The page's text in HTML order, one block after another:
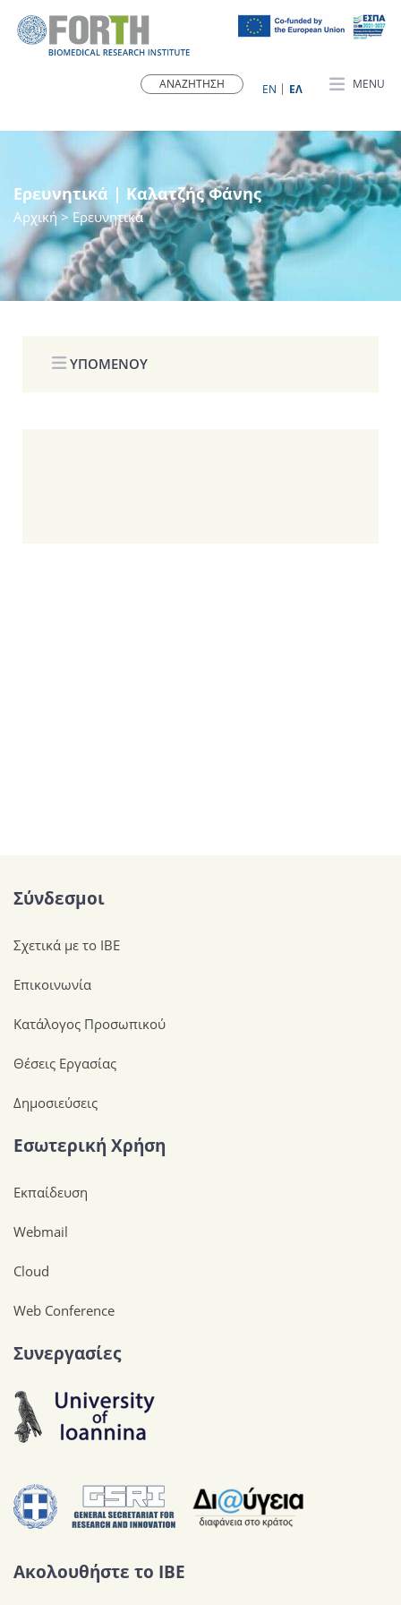
MENU
ΕN ΕΛ
Ερευνητικά | Καλατζής Φάνης
Αρχική> Ερευνητικά
ΥΠΟΜΕΝΟΥ
Σύνδεσμοι
Σχετικά με το ΙΒΕ
Επικοινωνία
Κατάλογος Προσωπικού
Θέσεις Εργασίας
Δημοσιεύσεις
Εσωτερική Χρήση
Εκπαίδευση
Webmail
Cloud
Web Conference
Συνεργασίες
Ακολουθήστε το IBE